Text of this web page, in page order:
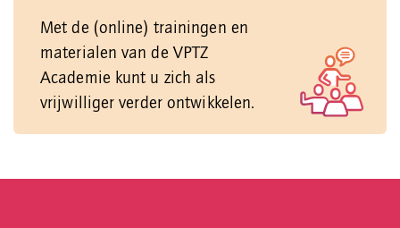
Met de (online) trainingen en
materialen van de VPTZ
Academie kunt u zich als
vrijwilliger verder ontwikkelen.